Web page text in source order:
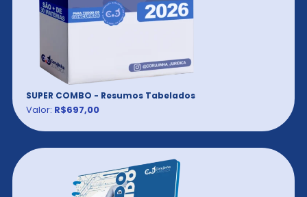
SUPER COMBO - Resumos Tabelados
Valor: R$697,00